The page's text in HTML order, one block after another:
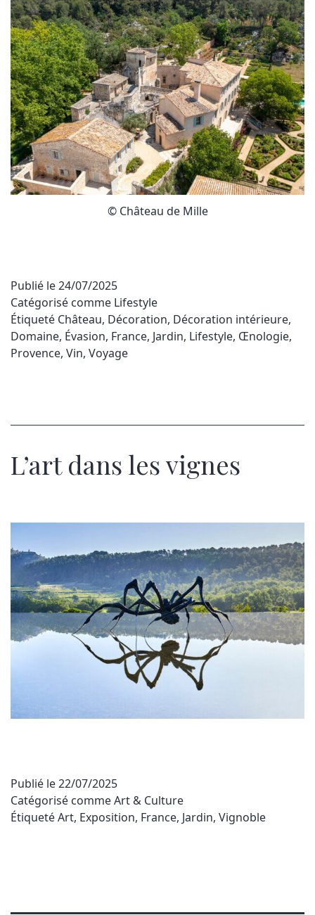
© Château de Mille
Publié le24/07/2025
Catégorisé comme Lifestyle
Étiqueté Château, Décoration, Décoration intérieure,
Domaine, Évasion, France, Jardin, Lifestyle, Œnologie,
Provence, Vin, Voyage
L’art dans les vignes
Publié le22/07/2025
Catégorisé commeArt & Culture
ÉtiquetéArt, Exposition, France, Jardin, Vignoble